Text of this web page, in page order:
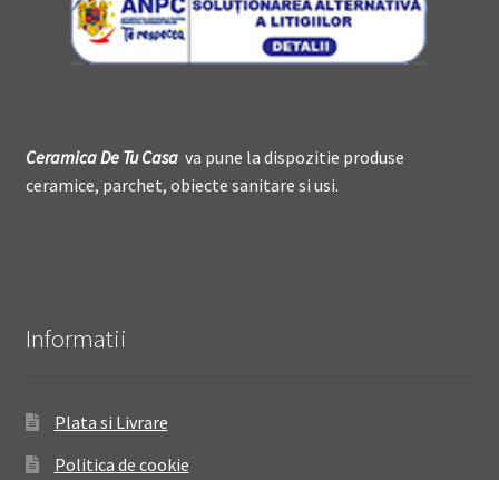
Ceramica DeTu Casava pune la dispozitie produse
ceramice, parchet, obiecte sanitare si usi.
Informatii
Plata si Livrare
Politica de cookie